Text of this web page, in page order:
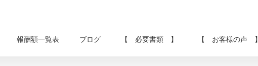
報酬額一覧表 ブログ 【 必要書類 】 【 お客様の声 】